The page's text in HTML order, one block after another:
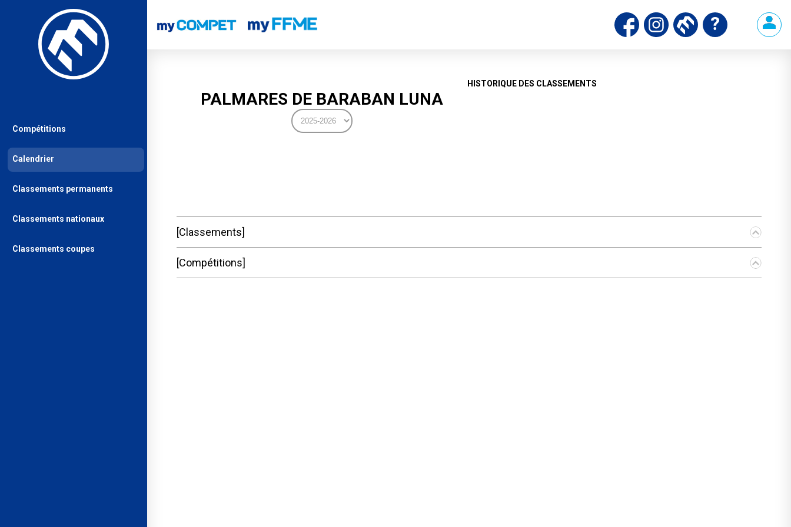
PALMARES DE BARABAN LUNA
HISTORIQUE DES CLASSEMENTS
Classements
Compétitions
Compétitions
Calendrier
Classements permanents
Classements nationaux
Classements coupes